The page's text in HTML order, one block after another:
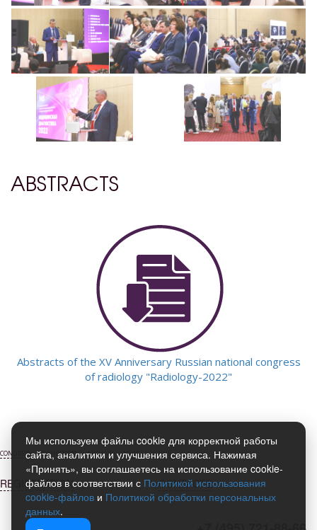
ABSTRACTS
Abstracts of the XV Anniversary Russian national congress
of radiology "Radiology-2022"
CONGRESS EXHIBITION ARCHIVE NEWS VENUE
REGISTRATION CONTACTS
Мы используем файлы cookie для корректной работы
сайта, аналитики и улучшения сервиса. Нажимая
«Принять», вы соглашаетесь на использование cookie-
файлов в соответствии с Политикой использования
cookie-файлов и Политикой обработки персональных
данных.